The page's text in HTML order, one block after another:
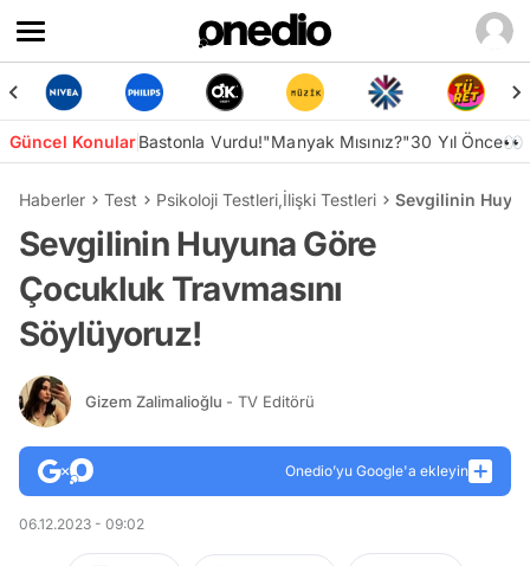
Güncel KonularBastonla Vurdu!"Manyak Mısınız?"30 Yıl Önce👀
Haberler Test Psikoloji Testleri,İlişki Testleri Sevgilinin
Sevgilinin Huyuna Göre
Çocukluk Travmasını
Söylüyoruz!
Gizem Zalimalioğlu - TV Editörü
Onedio’yu Google'a ekleyin
06.12.2023 - 09:02